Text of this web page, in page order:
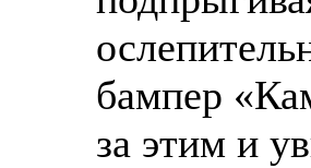
бампер
за этим и